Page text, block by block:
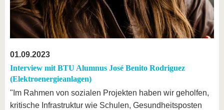
01.09.2023
Interview mit BTU Alumnus José Benito Rodriguez
(Elektroenergieanlagen)
"Im Rahmen von sozialen Projekten haben wir geholfen,
kritische Infrastruktur wie Schulen, Gesundheitsposten